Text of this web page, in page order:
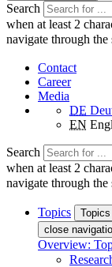
Search
when at least 2
navigate through the
Contact
Career
Media
DE
EN
Search
when at least 2
navigate through the
Topics
Topics
close
Overview: